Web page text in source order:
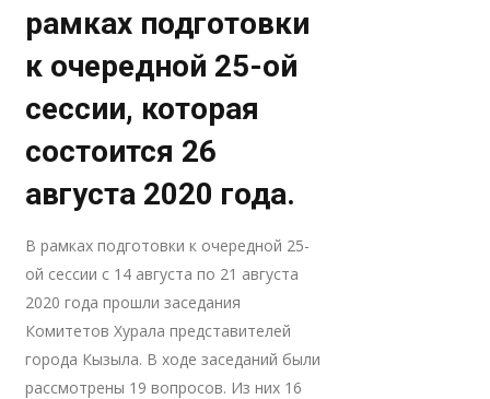
рамках подготовки
к очередной 25-ой
сессии, которая
состоится 26
августа 2020 года.
В рамках подготовки к очередной 25-
ой сессии с 14 августа по 21 августа
2020 года прошли заседания
Комитетов Хурала представителей
города Кызыла. В ходе заседаний были
рассмотрены 19 вопросов. Из них 16